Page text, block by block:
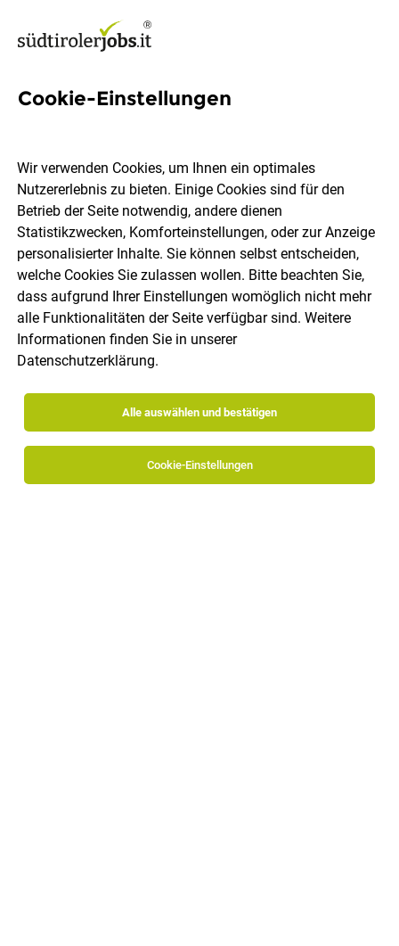
Elektrokonstrukteur /
Maschinenbau (m/w/d)
LORENZ PAN AG
Bozen Vollzeit 31.07.2026 DE
Cookie-Einstellungen
Wir verwenden Cookies, um Ihnen ein optimales
Nutzererlebnis zu bieten. Einige Cookies sind für den
Betrieb der Seite notwendig, andere dienen
Statistikzwecken, Komforteinstellungen, oder zur Anzeige
personalisierter Inhalte. Sie können selbst entscheiden,
welche Cookies Sie zulassen wollen. Bitte beachten Sie,
dass aufgrund Ihrer Einstellungen womöglich nicht mehr
alle Funktionalitäten der Seite verfügbar sind. Weitere
Informationen finden Sie in unserer
Datenschutzerklärung.
Alle auswählen und bestätigen
Cookie-Einstellungen